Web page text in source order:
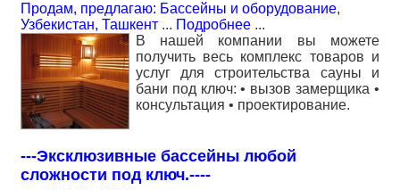
Продам, предлагаю: Бассейны и оборудование,
Узбекистан, Ташкент ... Подробнее ...
В нашей компании вы можете
получить весь комплекс товаров и
услуг для строительства сауны и
бани под ключ: • вызов замерщика •
консультация • проектирование.
---Эксклюзивные бассейны любой
сложности под ключ.----